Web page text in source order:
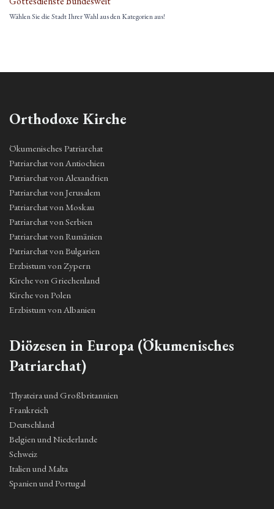
Wählen Sie die Stadt Ihrer Wahl aus den Kategorien aus!
Orthodoxe Kirche
Ökumenisches Patriarchat
Patriarchat von Antiochien
Patriarchat von Alexandrien
Patriarchat von Jerusalem
Patriarchat von Moskau
Patriarchat von Serbien
Patriarchat von Rumänien
Patriarchat von Bulgarien
Erzbistum von Zypern
Kirche von Griechenland
Kirche von Polen
Erzbistum von Albanien
Diözesen in Europa (Ökumenisches
Patriarchat)
Thyateira und Großbritannien
Frankreich
Deutschland
Belgien und Niederlande
Schweiz
Italien und Malta
Spanien und Portugal